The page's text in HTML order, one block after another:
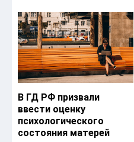
В ГД РФ призвали
ввести оценку
психологического
состояния матерей